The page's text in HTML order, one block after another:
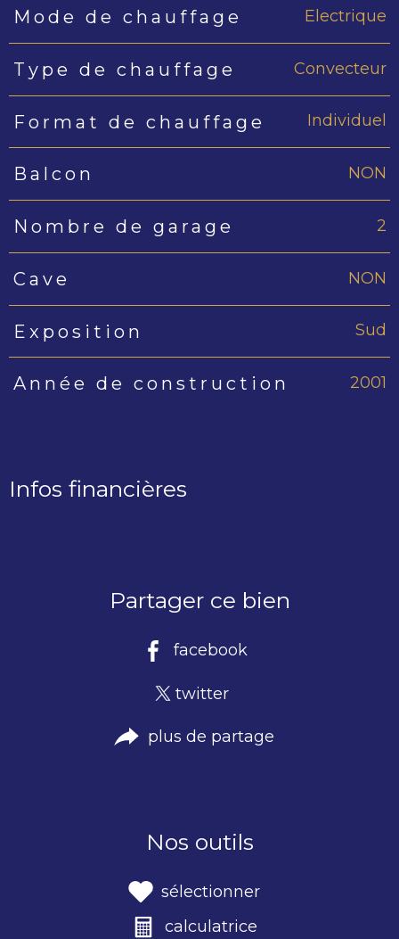
Mode de chauffage Electrique
Type de chauffage Convecteur
Format de chauffage Individuel
Balcon NON
Nombre de garage 2
Cave NON
Exposition Sud
Année de construction 2001
Infos financières
Partager ce bien
facebook
twitter
plus de partage
Nos outils
sélectionner
calculatrice